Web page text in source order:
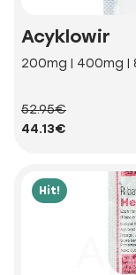
Acyklowir
200mg | 400mg |
52.95€
44.13€
Hit!